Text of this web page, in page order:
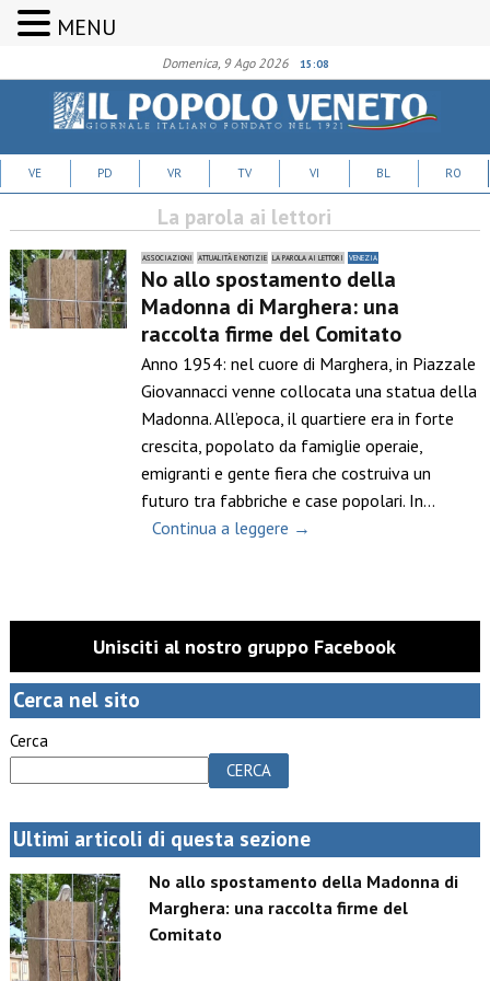
Domenica, 9 Ago 2026 15:08
VE PD VR TV VI BL RO
La parola ai lettori
ASSOCIAZIONI ATTUALITÀ E NOTIZIE LA PAROLA AI LETTORI VENEZIA
No allo spostamento della
Madonna di Marghera: una
raccolta firme del Comitato
Anno 1954: nel cuore di Marghera, in Piazzale
Giovannacci venne collocata una statua della
Madonna. All’epoca, il quartiere era in forte
crescita, popolato da famiglie operaie,
emigranti e gente fiera che costruiva un
futuro tra fabbriche e case popolari. In…
Continua a leggere →
Unisciti al nostro gruppo Facebook
Cerca nel sito
Cerca
CERCA
Ultimi articoli di questa sezione
No allo spostamento della Madonna di
Marghera: una raccolta firme del
Comitato
MENU